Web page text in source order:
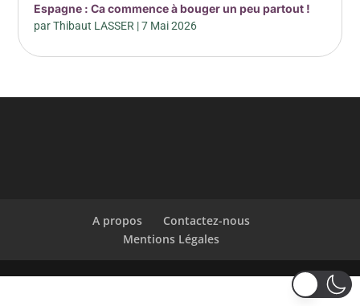
Espagne : Ca commence à bouger un peu partout !
parThibaut LASSER |7 Mai 2026
A propos
Contactez-nous
Mentions Légales